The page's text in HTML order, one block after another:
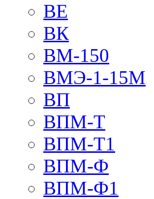
ВЕ
ВК
ВМ-150
ВМЭ-1-15М
ВП
ВПМ-Т
ВПМ-Т1
ВПМ-Ф
ВПМ-Ф1